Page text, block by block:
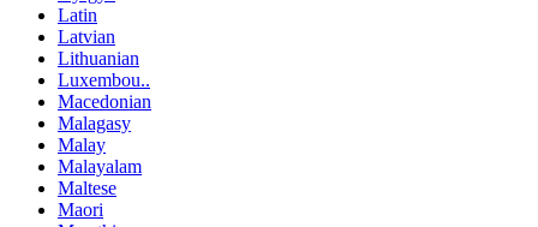
Latin
Latvian
Lithuanian
Luxembou..
Macedonian
Malagasy
Malay
Malayalam
Maltese
Maori